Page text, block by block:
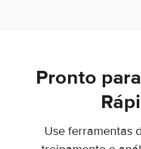
Pronto
Use ferramentas